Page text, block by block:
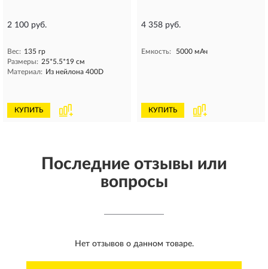
2 100 руб.
Вес: 135 гр
Размеры: 25*5.5*19 см
Материал: Из нейлона 400D
КУПИТЬ
4 358 руб.
Емкость: 5000 мАч
КУПИТЬ
Последние отзывы или
вопросы
Нет отзывов о данном товаре.